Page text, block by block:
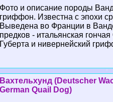
Фото и описание породы
гриффон. Известна с эпохи
Выведена во Франции в
предков - итальянская
Губерта и нивернейский
Вахтельхунд (Deutscher
German Quail Dog)